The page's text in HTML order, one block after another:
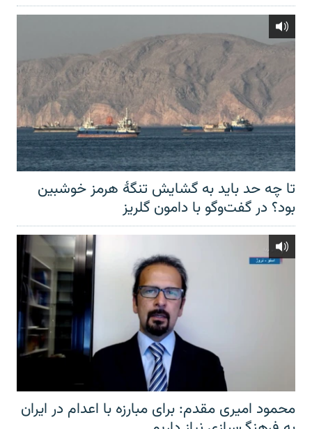
تا چه حد باید به گشایش تنگهٔ هرمز خوشبین
بود؟ در گفت‌وگو با دامون گلریز
محمود امیری مقدم: برای مبارزه با اعدام در ایران